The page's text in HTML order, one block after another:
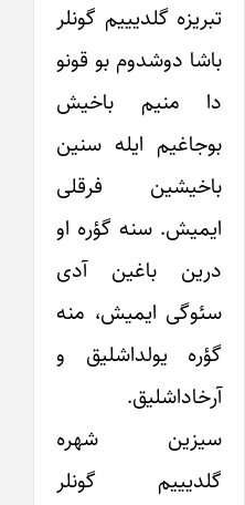
تبریزه گلدیییم گونلر
باشا دوشدوم بو قونو
دا منیم باخیش
بوجاغیم ایله سنین
باخیشین فرقلی
ایمیش. سنه گؤره او
درین باغین آدی
سئوگی ایمیش، منه
گؤره یولداشلیق و
آرخاداشلیق.
سیزین شهره
گلدیییم گونلر